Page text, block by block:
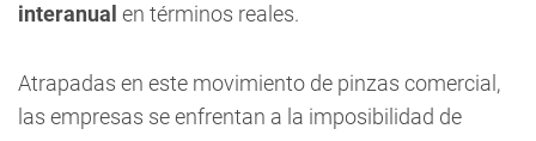
interanual en términos reales.
Atrapadas en este movimiento de pinzas comercial,
las empresas se enfrentan a la imposibilidad de